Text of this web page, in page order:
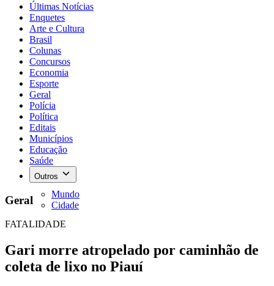
Últimas Notícias
Enquetes
Arte e Cultura
Brasil
Colunas
Concursos
Economia
Esporte
Geral
Polícia
Política
Editais
Municípios
Educação
Saúde
Outros
Mundo
Cidade
Geral
FATALIDADE
Gari morre atropelado por caminhão de
coleta de lixo no Piauí